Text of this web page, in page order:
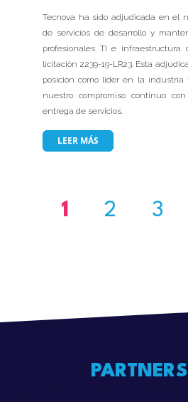
Tecnova ha sido adjudicada en el
de servicios de desarrollo y
profesionales TI e infraestructura
licitación 2239-19-LR23. Esta
posición como líder en la industria
nuestro compromiso continuo
entrega de servicios.
LEER MÁS
1 2 3
PARTNERS